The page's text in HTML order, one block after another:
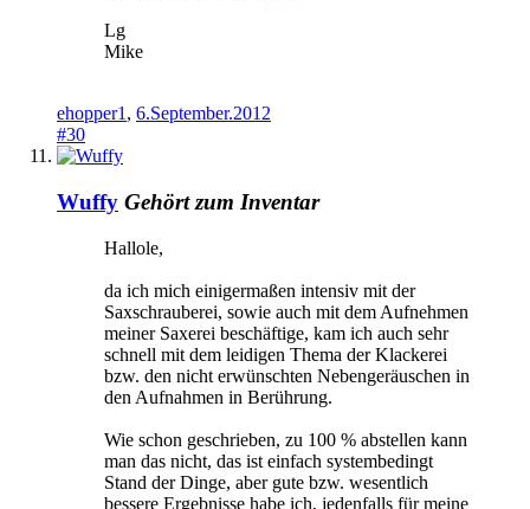
Lg
Mike
ehopper1 , 6.September.2012
#30
Wuffy Gehört zum Inventar
Hallole,
da ich mich einigermaßen intensiv mit der
Saxschrauberei, sowie auch mit dem Aufnehmen
meiner Saxerei beschäftige, kam ich auch sehr
schnell mit dem leidigen Thema der Klackerei
bzw. den nicht erwünschten Nebengeräuschen in
den Aufnahmen in Berührung.
Wie schon geschrieben, zu 100 % abstellen kann
man das nicht, das ist einfach systembedingt
Stand der Dinge, aber gute bzw. wesentlich
bessere Ergebnisse habe ich, jedenfalls für meine